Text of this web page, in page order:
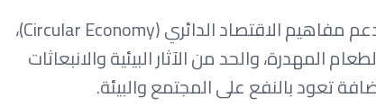
ولا يقتصر دور المشروع على الجانب الاقتصادي فحسب، بل يمتد إلى دعم مفاهيم الاقتصاد الدائري (Circular Economy)،
والحد من الآثار البيئية والانبعاثات
تعود بالنفع على المجتمع والبيئة.